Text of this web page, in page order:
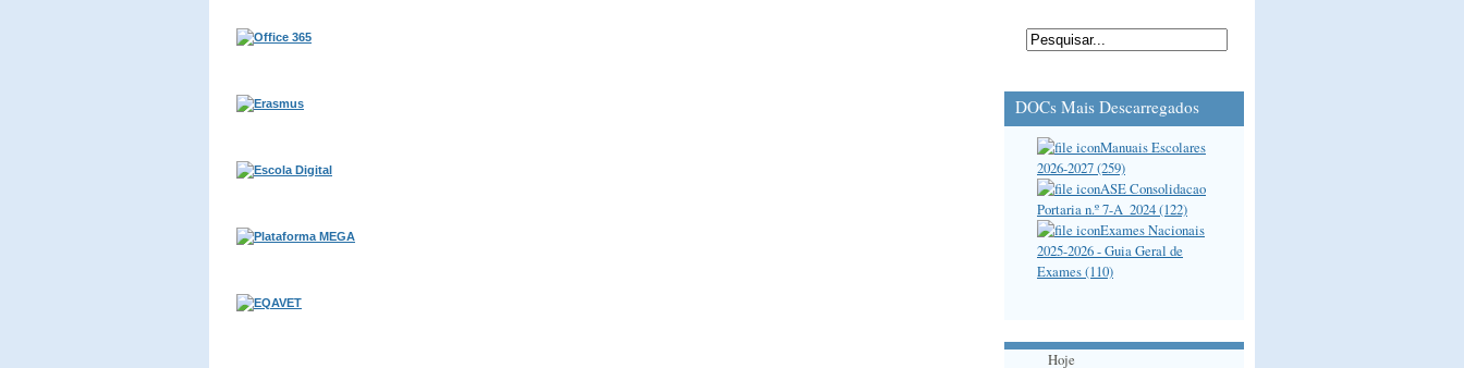
DOCs Mais Descarregados
Manuais Escolares
2026-2027 (259)
ASE Consolidacao
Portaria n.º 7-A_2024 (122)
Exames Nacionais
2025-2026 - Guia Geral de
Exames (110)
Hoje